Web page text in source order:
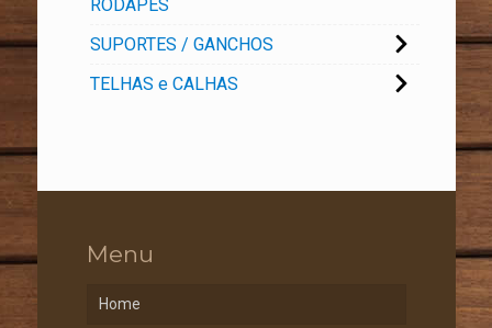
RODAPÉS
SUPORTES / GANCHOS
TELHAS e CALHAS
Menu
Home